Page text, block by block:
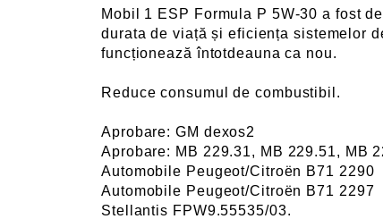
Mobil 1 ESP Formula P 5W-30 a fost
durata de viață și eficiența sistemelor
funcționează întotdeauna ca nou.
Reduce consumul de combustibil.
Aprobare: GM dexos2
Aprobare: MB 229.31, MB 229.51, MB
Automobile Peugeot/Citroën B71 2290
Automobile Peugeot/Citroën B71 2297
Stellantis FPW9.55535/03.